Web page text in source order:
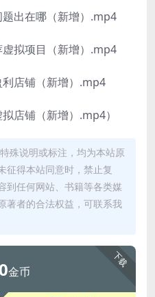
出在哪（新增）.mp4
拟项目（新增）.mp4
店铺（新增）.mp4
店铺（新增）.mp4）
殊说明或标注，均为本站原
征得本站同意时，禁止复
到任何网站、书籍等各类媒
著者的合法权益，可联系我
下载
金币